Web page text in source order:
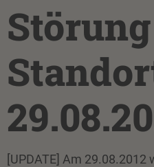
[UPDATE] Am